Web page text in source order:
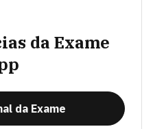
da Exame
da Exame